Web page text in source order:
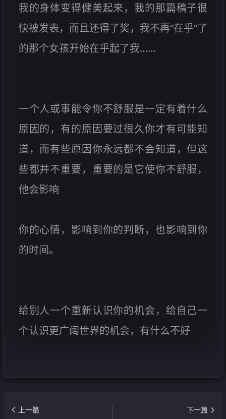
我的身体变得健美起来，我的那篇稿子很
快被发表，而且还得了奖，我不再“在乎”了
的那个女孩开始在乎起了我……
一个人或事能令你不舒服是一定有着什么
原因的，有的原因要过很久你才有可能知
道，而有些原因你永远都不会知道，但这
些都并不重要，重要的是它使你不舒服，
他会影响
你的心情，影响到你的判断，也影响到你
的时间。
给别人一个重新认识你的机会，给自己一
个认识更广阔世界的机会，有什么不好
上一篇
下一篇